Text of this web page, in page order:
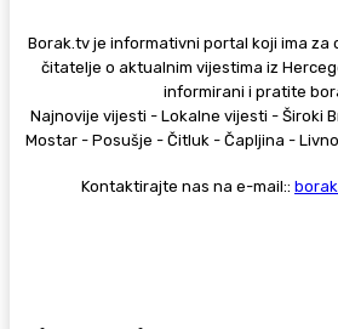
Borak.tv je informativni portal koji ima za
čitatelje o aktualnim vijestima iz
informirani i pratite
Najnovije vijesti - Lokalne vijesti - Široki
Mostar - Posušje - Čitluk - Čapljina -
Kontaktirajte nas na e-mail::